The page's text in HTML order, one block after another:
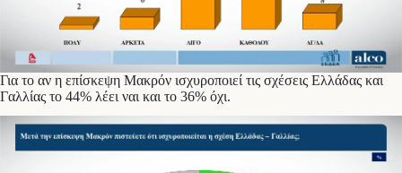
Για το αν η επίσκεψη Μακρόν ισχυροποιεί τις σχέσεις Ελλάδας και
Γαλλίας το 44% λέει ναι και το 36% όχι.